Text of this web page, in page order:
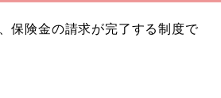
保険金の請求が完了する制度で